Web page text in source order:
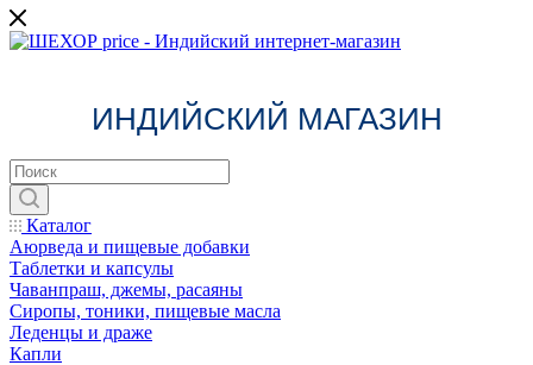
ИНДИЙСКИЙ МАГАЗИН
Каталог
Аюрведа и пищевые добавки
Таблетки и капсулы
Чаванпраш, джемы, расаяны
Сиропы, тоники, пищевые масла
Леденцы и драже
Капли